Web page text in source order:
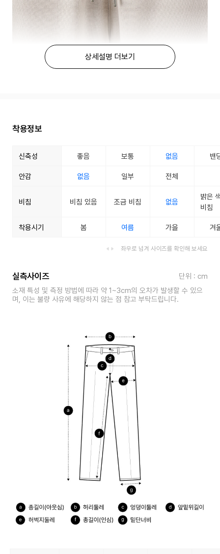
상세설명 더보기
착용정보
신축성 좋음 보통 없음 밴
안감 없음 일부 전체
비침 비침 있음 조금 비침 없음
밝은
비침
착용시기 봄 여름 가을 겨
좌우로 넘겨 사이즈를 확인해 보세요
실측사이즈
단위 : cm
소재 특성 및 측정 방법에 따라 약 1~3cm의 오차가 발생할 수 있으
며, 이는 불량 사유에 해당하지 않는 점 참고 부탁드립니다.